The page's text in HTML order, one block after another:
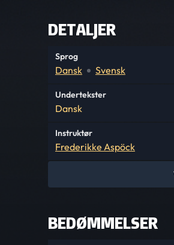
DETALJER
Sprog
Dansk Svensk
Undertekster
Dansk
Instruktør
Frederikke Aspöck
BEDØMMELSER